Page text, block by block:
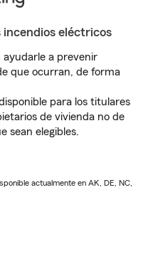
eléctricos
a prevenir
que ocurran, de forma
para los titulares
de vivienda no de
sean elegibles.
actualmente en AK, DE, NC,